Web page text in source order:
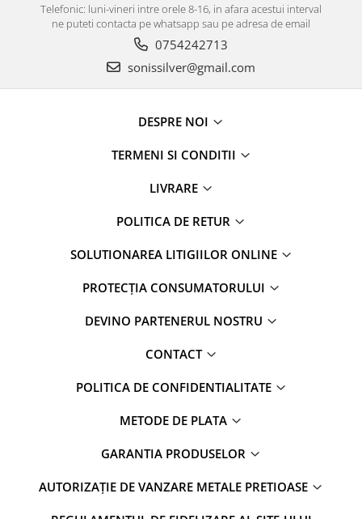
Telefonic: luni-vineri intre orele 8-16, in afara acestui interval
ne puteti contacta pe whatsapp sau pe adresa de email
0754242713
sonissilver@gmail.com
DESPRE NOI
TERMENI SI CONDITII
LIVRARE
POLITICA DE RETUR
SOLUTIONAREA LITIGIILOR ONLINE
PROTECȚIA CONSUMATORULUI
DEVINO PARTENERUL NOSTRU
CONTACT
POLITICA DE CONFIDENTIALITATE
METODE DE PLATA
GARANTIA PRODUSELOR
AUTORIZAȚIE DE VANZARE METALE PRETIOASE